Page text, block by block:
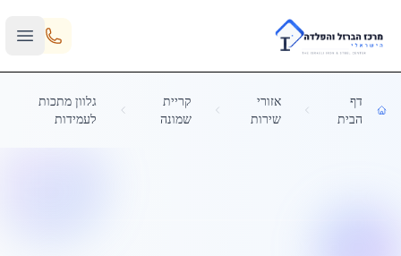
Skip to main content
דף
הבית
אזורי
שירות
קריית
שמונה
גלוון מתכות
לעמידות